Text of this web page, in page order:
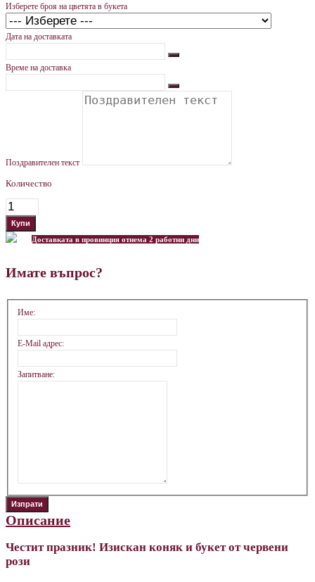
Изберете броя на цветята в букета
Дата на доставката
Време на доставка
Поздравителен текст
Количество
Доставката в провинция отнема 2 работни дни
Имате въпрос?
Име:
E-Mail адрес:
Запитване:
Описание
Честит празник! Изискан коняк и букет от червени
рози